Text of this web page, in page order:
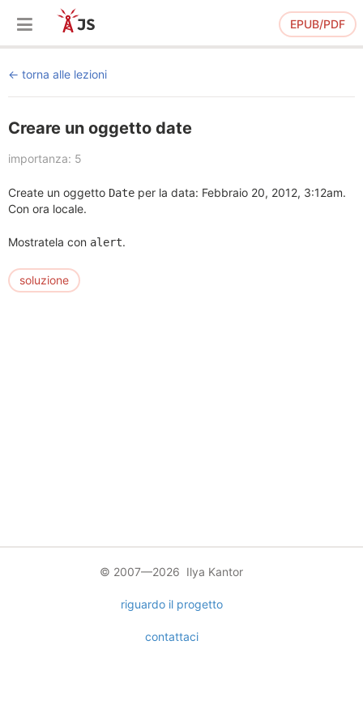
EPUB/PDF
torna alle lezioni
Creare un oggetto date
importanza: 5
Create un oggetto Date per la data: Febbraio 20, 2012, 3:12am.
Con ora locale.
Mostratela con alert.
soluzione
© 2007—2026 Ilya Kantor
riguardo il progetto
contattaci